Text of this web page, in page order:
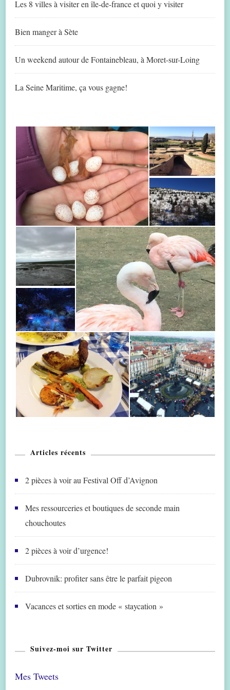
Les 8 villes à visiter en île-de-france et quoi y visiter
Bien manger à Sète
Un weekend autour de Fontainebleau, à Moret-sur-Loing
La Seine Maritime, ça vous gagne!
Articles récents
2 pièces à voir au Festival Off d’Avignon
Mes ressourceries et boutiques de seconde main
chouchoutes
2 pièces à voir d’urgence!
Dubrovnik: profiter sans être le parfait pigeon
Vacances et sorties en mode « staycation »
Suivez-moi sur Twitter
Mes Tweets